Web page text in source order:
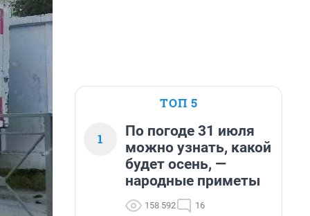
ТОП 5
1
По погоде 31 июля
можно узнать, какой
будет осень, —
народные приметы
158 592 16